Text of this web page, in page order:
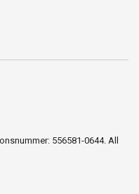
556581-0644. All